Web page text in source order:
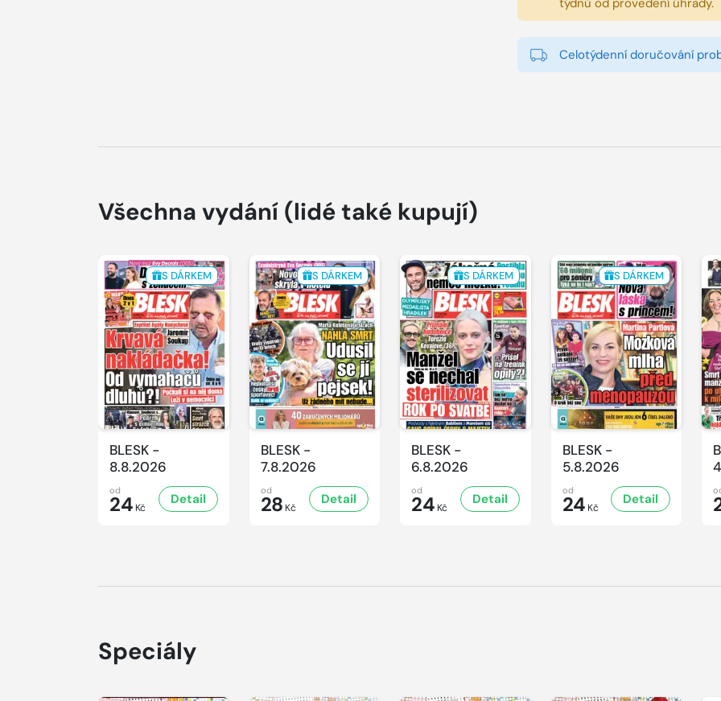
týdnů od provedení úhrady.
Celotýdenní doručování
Všechna vydání (lidé také kupují)
S DÁRKEM
BLESK -
8.8.2026
od
24 Kč
Detail
S DÁRKEM
BLESK -
7.8.2026
od
28 Kč
Detail
S DÁRKEM
BLESK -
6.8.2026
od
24 Kč
Detail
S DÁRKEM
BLESK -
5.8.2026
od
24 Kč
Detail
Speciály